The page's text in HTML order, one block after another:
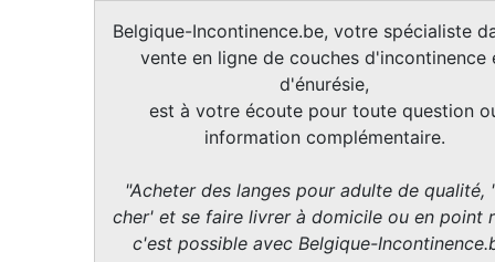
Belgique-Incontinence.be, votre spécialiste
vente en ligne de couches d'incontinence
d'énurésie,
est à votre écoute pour toute question
information complémentaire.
"Acheter des langes pour adulte de qualité,
cher' et se faire livrer à domicile ou en point
c'est possible avec Belgique-